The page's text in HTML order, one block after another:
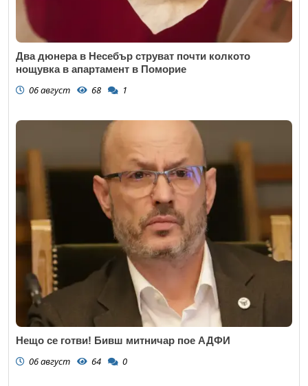
Два дюнера в Несебър струват почти колкото
нощувка в апартамент в Поморие
06 август 68 1
Нещо се готви! Бивш митничар пое АДФИ
06 август 64 0